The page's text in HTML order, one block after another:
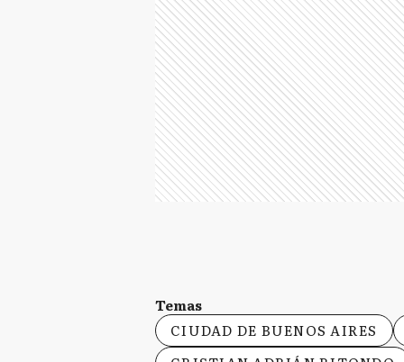
Temas
CIUDAD DE BUENOS AIRES